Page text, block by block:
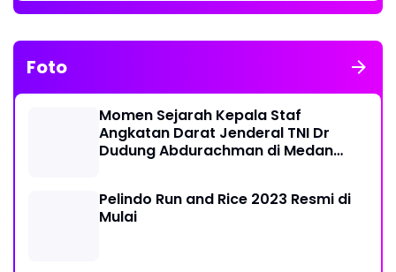
Foto
Momen Sejarah Kepala Staf
Angkatan Darat Jenderal TNI Dr
Dudung Abdurachman di Medan
Pelindo Run and Rice 2023 Resmi di
Mulai